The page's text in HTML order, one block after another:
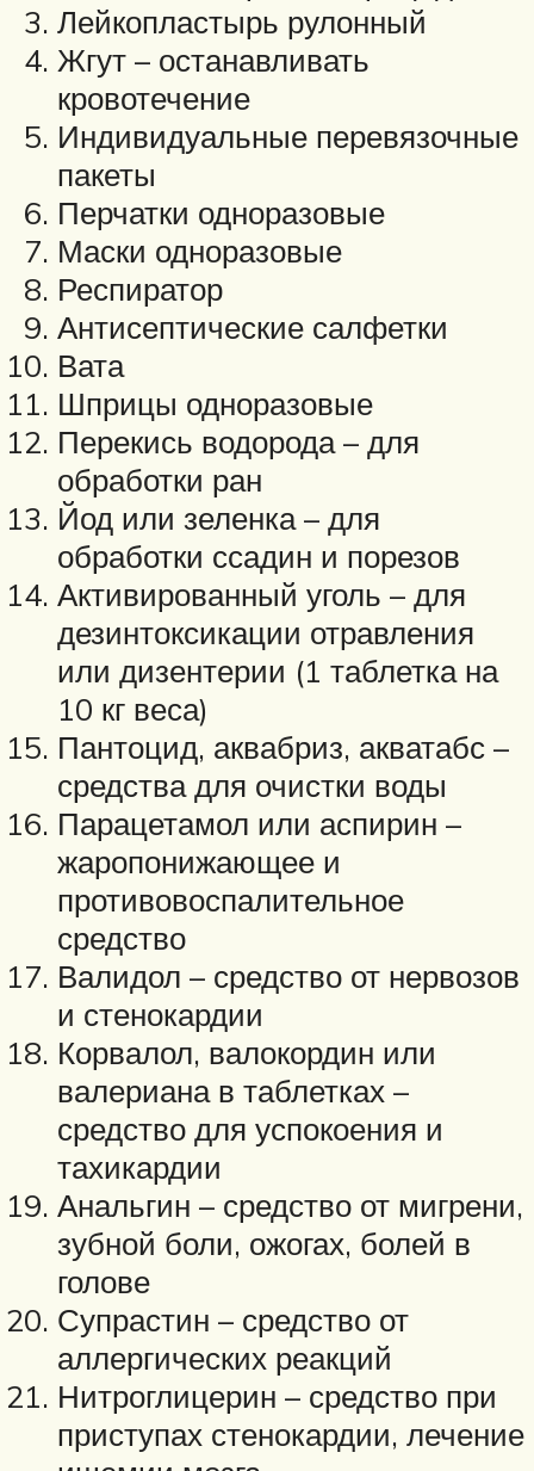
Лейкопластырь рулонный
Жгут – останавливать
кровотечение
Индивидуальные перевязочные
пакеты
Перчатки одноразовые
Маски одноразовые
Респиратор
Антисептические салфетки
Вата
Шприцы одноразовые
Перекись водорода – для
обработки ран
Йод или зеленка – для
обработки ссадин и порезов
Активированный уголь – для
дезинтоксикации отравления
или дизентерии (1 таблетка на
10 кг веса)
Пантоцид, аквабриз, акватабс –
средства для очистки воды
Парацетамол или аспирин –
жаропонижающее и
противовоспалительное
средство
Валидол – средство от нервозов
и стенокардии
Корвалол, валокордин или
валериана в таблетках –
средство для успокоения и
тахикардии
Анальгин – средство от мигрени,
зубной боли, ожогах, болей в
голове
Супрастин – средство от
аллергических реакций
Нитроглицерин – средство при
приступах стенокардии, лечение